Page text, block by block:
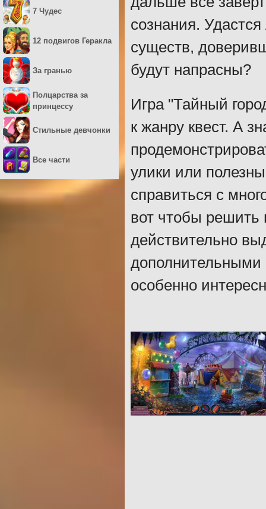
сознания.
существ,
будут напрасны?
Игра "Тайный
к жанру квест. А
улики или
справиться с
вот чтобы решить
действительно
дополнительными
особенно
7 Чудес
12 подвигов Геракла
За гранью
Полцарства за
принцессу
Стильные девчонки
Все части